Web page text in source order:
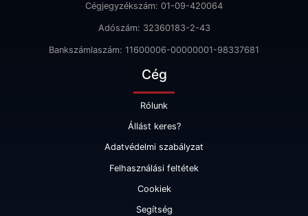
Cégjegyzékszám: 01-09-420064
Adószám: 32360183-2-43
Bankszámlaszám: 11600006-00000001-98337681
Cég
Rólunk
Állást keres?
Adatvédelmi szabályzat
Felhasználási feltétek
Cookiek
Segítség